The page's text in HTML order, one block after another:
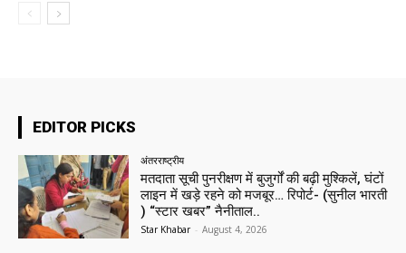
EDITOR PICKS
अंतरराष्ट्रीय
मतदाता सूची पुनरीक्षण में बुजुर्गों की बढ़ी मुश्किलें, घंटों
लाइन में खड़े रहने को मजबूर… रिपोर्ट- (सुनील भारती
) “स्टार खबर” नैनीताल..
Star Khabar - August 4, 2026